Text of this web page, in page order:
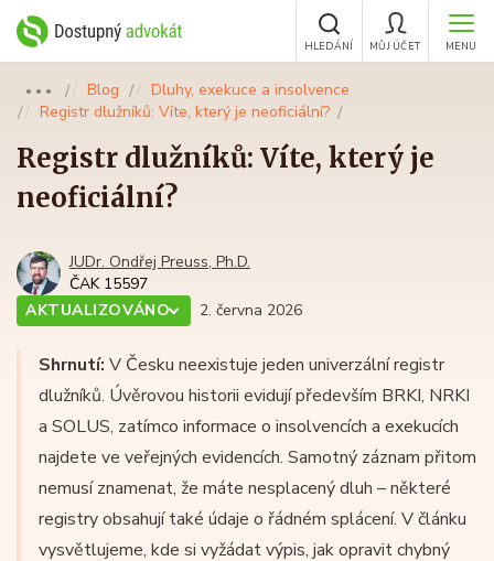
MENU
MŮJ ÚČET
HLEDÁNÍ
●●● Blog
Dluhy, exekuce a insolvence
Registr dlužníků: Víte, který je neoficiální?
Registr dlužníků: Víte, který je
neoficiální?
JUDr. Ondřej Preuss, Ph.D.
ČAK 15597
AKTUALIZOVÁNO
2. června 2026
Shrnutí: V Česku neexistuje jeden univerzální registr
dlužníků. Úvěrovou historii evidují především BRKI, NRKI
a SOLUS, zatímco informace o insolvencích a exekucích
najdete ve veřejných evidencích. Samotný záznam přitom
nemusí znamenat, že máte nesplacený dluh – některé
registry obsahují také údaje o řádném splácení. V článku
vysvětlujeme, kde si vyžádat výpis, jak opravit chybný